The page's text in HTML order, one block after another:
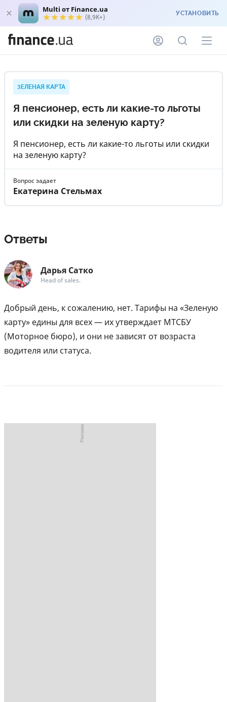
Multi от Finance.ua
(8,9K+) УСТАНОВИТЬ
ЗЕЛЕНАЯ КАРТА
Я пенсионер, есть ли какие-то льготы
или скидки на зеленую карту?
Я пенсионер, есть ли какие-то льготы или скидки
на зеленую карту?
Вопрос задает
Екатерина Стельмах
Ответы
Дарья Сатко
Head of sales.
Добрый день, к сожалению, нет. Тарифы на «Зеленую
карту» едины для всех — их утверждает МТСБУ
(Моторное бюро), и они не зависят от возраста
водителя или статуса.